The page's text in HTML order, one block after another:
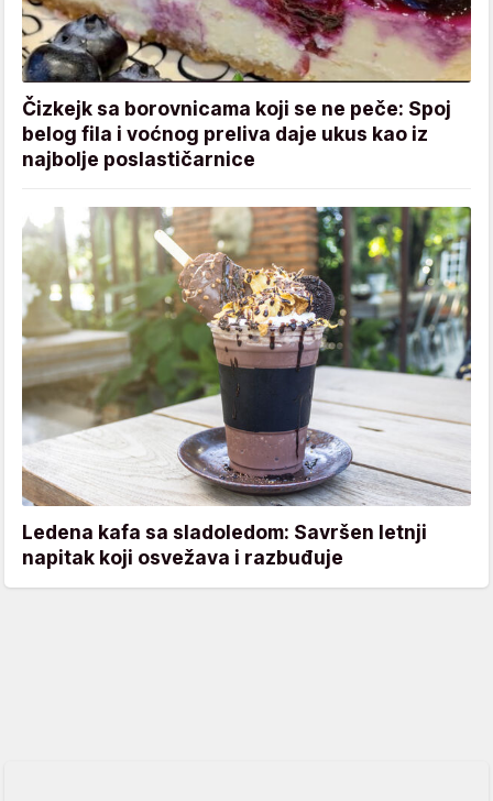
Čizkejk sa borovnicama koji se ne peče: Spoj
belog fila i voćnog preliva daje ukus kao iz
najbolje poslastičarnice
Ledena kafa sa sladoledom: Savršen letnji
napitak koji osvežava i razbuđuje